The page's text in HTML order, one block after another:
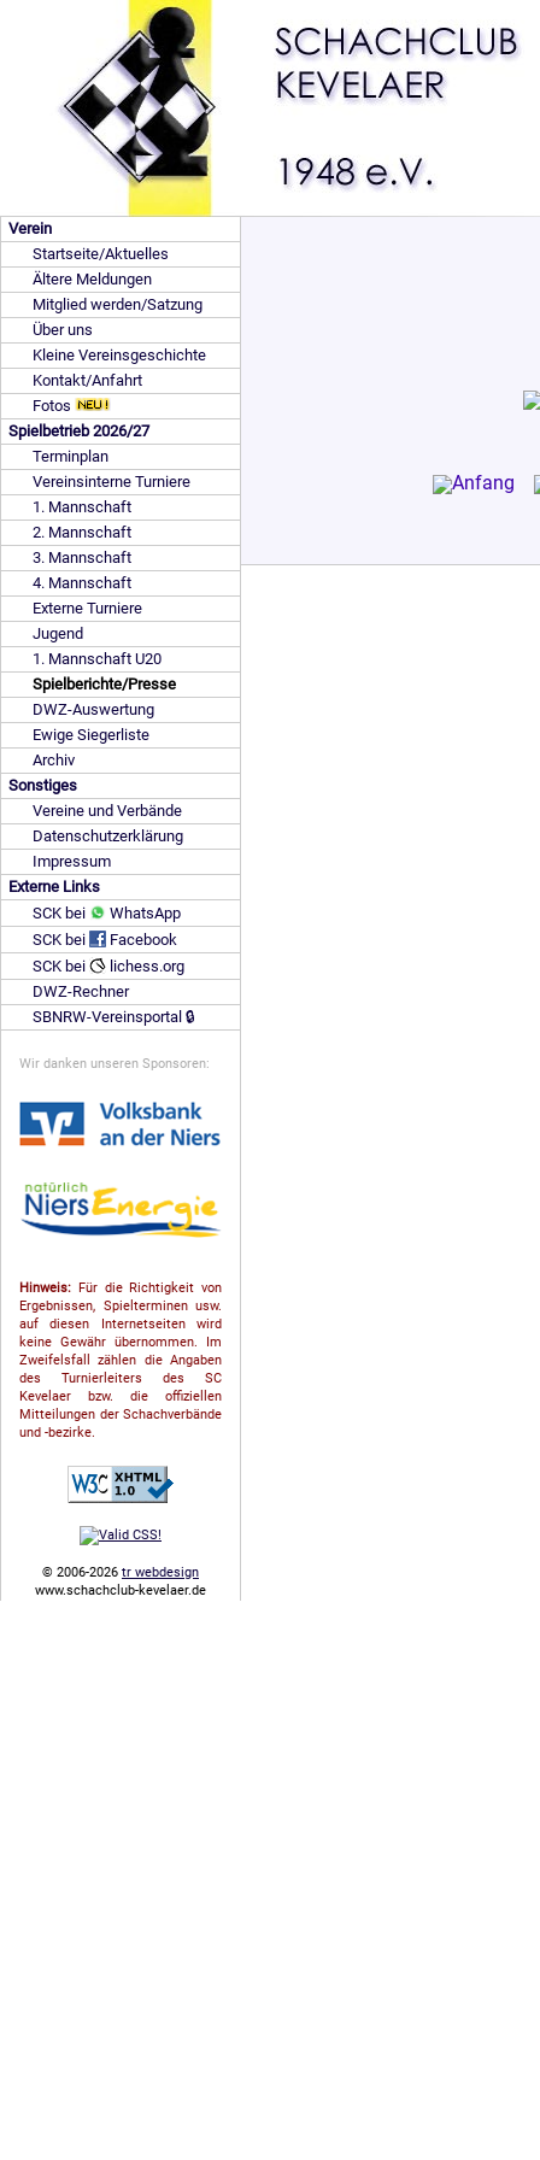
Verein
Startseite/Aktuelles
Ältere Meldungen
Mitglied werden/Satzung
Über uns
Kleine Vereinsgeschichte
Kontakt/Anfahrt
Fotos
Spielbetrieb 2026/27
Terminplan
Vereinsinterne Turniere
1. Mannschaft
2. Mannschaft
3. Mannschaft
4. Mannschaft
Externe Turniere
Jugend
1. Mannschaft U20
Spielberichte/Presse
DWZ-Auswertung
Ewige Siegerliste
Archiv
Sonstiges
Vereine und Verbände
Datenschutzerklärung
Impressum
Externe Links
SCK bei
WhatsApp
SCK bei
Facebook
SCK bei
lichess.org
DWZ-Rechner
SBNRW-Vereinsportal 🔒
Wir danken unseren Sponsoren:
Hinweis: Für die Richtigkeit von
Ergebnissen, Spielterminen usw.
auf diesen Internetseiten wird
keine Gewähr übernommen. Im
Zweifelsfall zählen die Angaben
des Turnierleiters des SC
Kevelaer bzw. die offiziellen
Mitteilungen der Schach­ver­bände
und -bezirke.
© 2006-2026 tr webdesign
www.schachclub-kevelaer.de